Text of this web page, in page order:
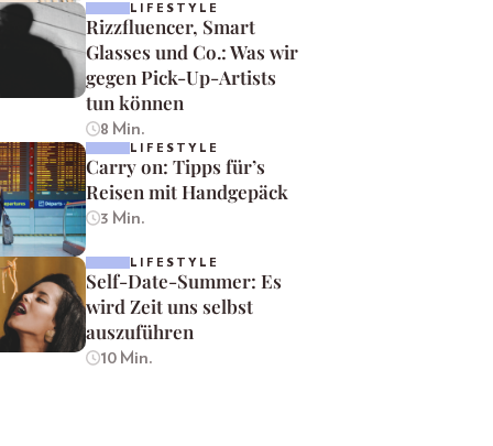
LIFESTYLE
Rizzfluencer, Smart
Glasses und Co.: Was wir
gegen Pick-Up-Artists
tun können
8 Min.
LIFESTYLE
Carry on: Tipps für’s
Reisen mit Handgepäck
3 Min.
LIFESTYLE
Self-Date-Summer: Es
wird Zeit uns selbst
auszuführen
10 Min.